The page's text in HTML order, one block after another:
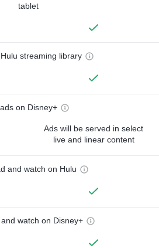
tablet
streaming library
on Disney+
Ads will be served in select
live and linear content
and watch on Hulu
watch on Disney+